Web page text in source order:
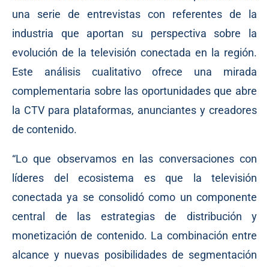
una serie de entrevistas con referentes de la
industria que aportan su perspectiva sobre la
evolución de la televisión conectada en la región.
Este análisis cualitativo ofrece una mirada
complementaria sobre las oportunidades que abre
la CTV para plataformas, anunciantes y creadores
de contenido.
“Lo que observamos en las conversaciones con
líderes del ecosistema es que la televisión
conectada ya se consolidó como un componente
central de las estrategias de distribución y
monetización de contenido. La combinación entre
alcance y nuevas posibilidades de segmentación